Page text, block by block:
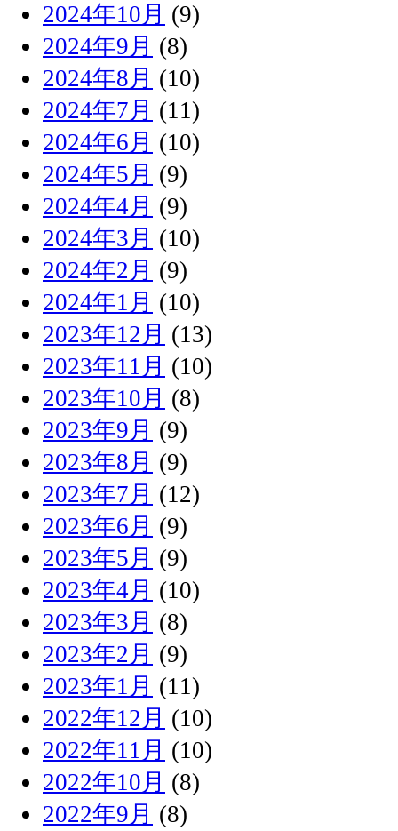
2024年10月 (9)
2024年9月 (8)
2024年8月 (10)
2024年7月 (11)
2024年6月 (10)
2024年5月 (9)
2024年4月 (9)
2024年3月 (10)
2024年2月 (9)
2024年1月 (10)
2023年12月 (13)
2023年11月 (10)
2023年10月 (8)
2023年9月 (9)
2023年8月 (9)
2023年7月 (12)
2023年6月 (9)
2023年5月 (9)
2023年4月 (10)
2023年3月 (8)
2023年2月 (9)
2023年1月 (11)
2022年12月 (10)
2022年11月 (10)
2022年10月 (8)
2022年9月 (8)